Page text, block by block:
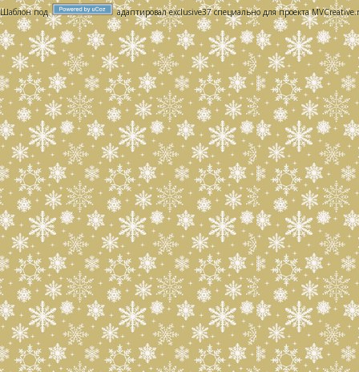
Шаблон под адаптировал exclusive37 специально для проекта